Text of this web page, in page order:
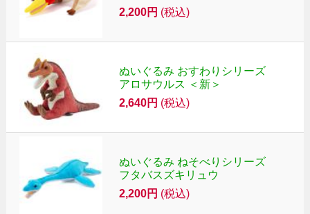
2,200円 (税込)
ぬいぐるみ おすわりシリーズ
アロサウルス ＜新＞
2,640円 (税込)
ぬいぐるみ ねそべりシリーズ
フタバスズキリュウ
2,200円 (税込)